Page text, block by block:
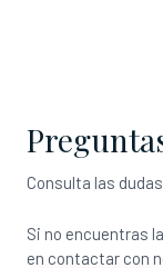
Consulta las
Si no encuentras
en contactar con